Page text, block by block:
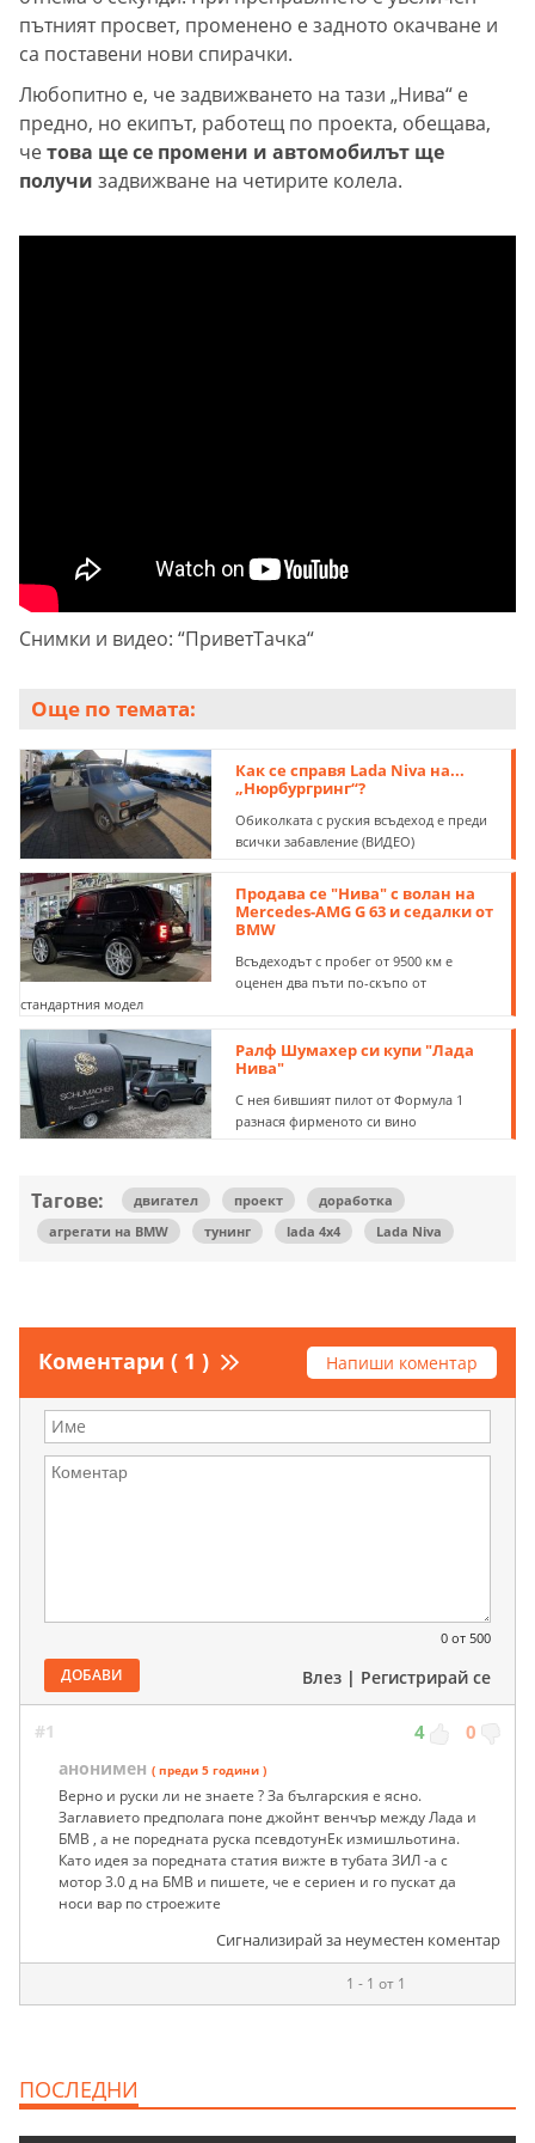
пътният просвет, променено е задното окачване и
са поставени нови спирачки.
Любопитно е, че задвижването на тази „Нива“ е
предно, но екипът, работещ по проекта, обещава,
четова ще се промени и автомобилът ще
получи задвижване на четирите колела.
Снимки и видео: “ПриветТачка“
Още по темата:
Как се справя Lada Niva на...
„Нюрбургринг“?
Обиколката с руския всъдеход е преди
всички забавление (ВИДЕО)
Продава се "Нива" с волан на
Mercedes-AMG G 63 и седалки от
BMW
Всъдеходът с пробег от 9500 км е
оценен два пъти по-скъпо от
стандартния модел
Ралф Шумахер си купи "Лада
Нива"
С нея бившият пилот от Формула 1
разнася фирменото си вино
Тагове: двигател проект
доработка
агрегати на BMW
тунинг lada 4x4 Lada Niva
Коментари ( 1 ) Напиши коментар
0 от 500
ДОБАВИ Влез | Регистрирай се
#1 4 0
анонимен ( преди 5 години )
Верно и руски ли не знаете ? За българския е ясно.
Заглавието предполага поне джойнт венчър между Лада и
БМВ , а не поредната руска псевдотунЕк измишльотина.
Като идея за поредната статия вижте в тубата ЗИЛ -а с
мотор 3.0 д на БМВ и пишете, че е сериен и го пускат да
носи вар по строежите
Сигнализирай за неуместен коментар
1 - 1 от 1
ПОСЛЕДНИ